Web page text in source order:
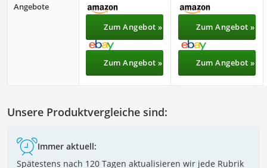
Angebote
Zum Angebot »
Zum Angebot »
Zum Angebot »
Zum Angebot »
Unsere Produktvergleiche sind:
Immer aktuell:
Spätestens nach 120 Tagen aktualisieren wir jede Rubrik